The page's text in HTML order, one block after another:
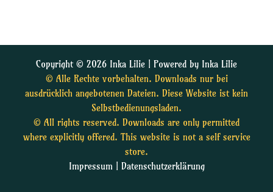
Copyright © 2026 Inka Lilie | Powered by Inka Lilie
© Alle Rechte vorbehalten. Downloads nur bei
ausdrücklich angebotenen Dateien. Diese Website ist kein
Selbstbedienungsladen.
© All rights reserved. Downloads are only permitted
where explicitly offered. This website is not a self service
store.
Impressum| Datenschutzerklärung